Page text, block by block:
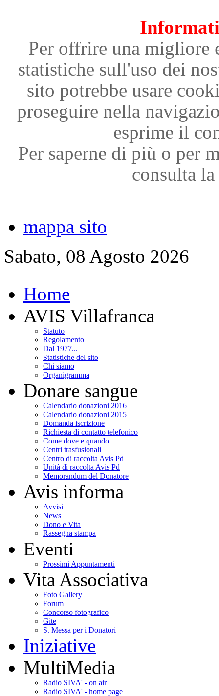
Per offrire una migliore
statistiche sull'uso dei
sito potrebbe usare
proseguire nella
esprime il
Per saperne di più o per
consulta
mappa sito
Sabato, 08 Agosto 2026
Home
AVIS Villafranca
Statuto
Regolamento
Dal 1977...
Statistiche del sito
Chi siamo
Organigramma
Donare sangue
Calendario donazioni 2016
Calendario donazioni 2015
Domanda iscrizione
Richiesta di contatto telefonico
Come dove e quando
Centri trasfusionali
Centro di raccolta Avis Pd
Unità di raccolta Avis Pd
Memorandum del Donatore
Avis informa
Avvisi
News
Dono e Vita
Rassegna stampa
Eventi
Prossimi Appuntamenti
Vita Associativa
Foto Gallery
Forum
Concorso fotografico
Gite
S. Messa per i Donatori
Iniziative
MultiMedia
Radio SIVA' - on air
Radio SIVA' - home page